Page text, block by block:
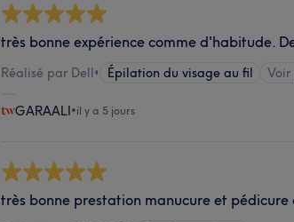
très bonne expérience comme d'habitude.
Réalisé par Dell• Épilation du visage au fil Voir
GARAALI•il y a 5 jours
très bonne prestation manucure et pédicure